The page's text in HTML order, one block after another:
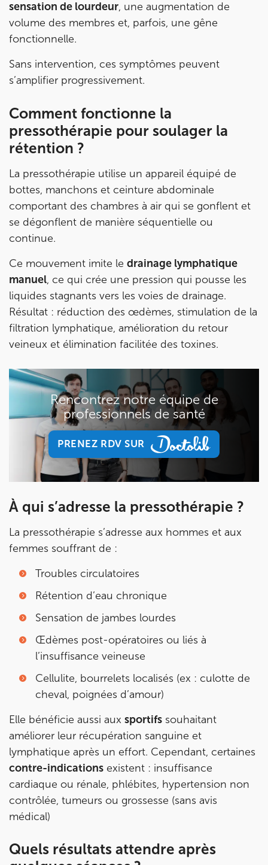
sensation de lourdeur, une augmentation de
volume des membres et, parfois, une gêne
fonctionnelle.
Sans intervention, ces symptômes peuvent
s’amplifier progressivement.
Comment fonctionne la
pressothérapie pour soulager la
rétention ?
La pressothérapie utilise un appareil équipé de
bottes, manchons et ceinture abdominale
comportant des chambres à air qui se gonflent et
se dégonflent de manière séquentielle ou
continue.
Ce mouvement imite le drainage lymphatique
manuel, ce qui crée une pression qui pousse les
liquides stagnants vers les voies de drainage.
Résultat : réduction des œdèmes, stimulation de la
filtration lymphatique, amélioration du retour
veineux et élimination facilitée des toxines.
Rencontrez notre équipe de
professionnels de santé
PRENEZ RDV SUR
PRENEZ RDV SUR
À qui s’adresse la pressothérapie ?
La pressothérapie s’adresse aux hommes et aux
femmes souffrant de :
Troubles circulatoires
Rétention d’eau chronique
Sensation de jambes lourdes
Œdèmes post-opératoires ou liés à
l’insuffisance veineuse
Cellulite, bourrelets localisés (ex : culotte de
cheval, poignées d’amour)
Elle bénéficie aussi aux sportifs souhaitant
améliorer leur récupération sanguine et
lymphatique après un effort. Cependant, certaines
contre-indications existent : insuffisance
cardiaque ou rénale, phlébites, hypertension non
contrôlée, tumeurs ou grossesse (sans avis
médical)
Quels résultats attendre après
IK CHÂTENAY-MALABRY
380 Av. de la Division Leclerc 92290
Châtenay-Malabry
Prenez RDV sur
Prenez RDV sur
IK PARIS 17 – VILLIERS
68 Av. de Villiers 75017 Paris
68 Av. de Villiers 75017 Paris
01 44 90 90 40
Prenez RDV sur
IK PARIS 8 – SAINT-LAZARE
20 Rue de la Pépinière 75008 Paris
20 Rue de la Pépinière 75008 Paris
01 55 06 05 07
Prenez RDV sur
Prenez RDV sur
PARIS 9 – PETRELLE
6 Rue Petrelle 75009 Paris
6 Rue Petrelle 75009 Paris
01 71 97 53 67
Prenez RDV sur
10 Rue Roubo 75011 Paris
Prenez RDV sur
Prenez RDV sur
IK VANVES
5 Rue Monge 92170 Vanves
Prenez RDV sur
Prenez RDV sur
IK SAINT-GERMAIN
199 Bd Saint-Germain 75007 Paris
01 43 25 10 20